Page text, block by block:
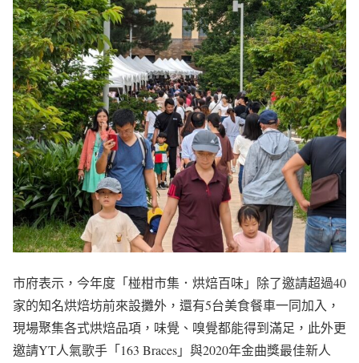
市府表示，今年度「椪柑市集．烘焙百味」除了邀請超過40
家的知名烘焙坊前來設攤外，還有5台美食餐車一同加入，
現場聚集各式烘焙品項，味覺、嗅覺都能得到滿足，此外更
邀請YT人氣歌手「163 Braces」與2020年金曲獎最佳新人